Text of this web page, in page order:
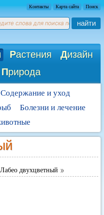
Контакты Карта сайта Поиск
найти
Растения Дизайн
Природа
Содержание и уход
Болезни и лечение
Лабео двухцветный